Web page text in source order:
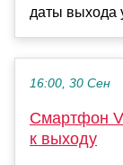
даты выхода
16:00, 30 Сен
Смартфон
к выходу